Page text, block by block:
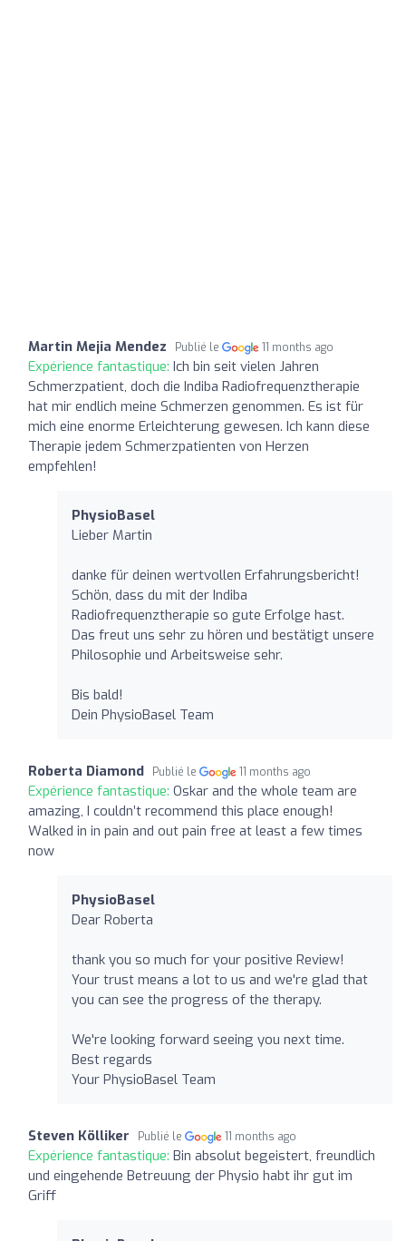
Martin Mejia Mendez Publié le 11 months ago
Expérience fantastique: Ich bin seit vielen Jahren
Schmerzpatient, doch die Indiba Radiofrequenztherapie
hat mir endlich meine Schmerzen genommen. Es ist für
mich eine enorme Erleichterung gewesen. Ich kann diese
Therapie jedem Schmerzpatienten von Herzen
empfehlen!
PhysioBasel
Lieber Martin
danke für deinen wertvollen Erfahrungsbericht!
Schön, dass du mit der Indiba
Radiofrequenztherapie so gute Erfolge hast.
Das freut uns sehr zu hören und bestätigt unsere
Philosophie und Arbeitsweise sehr.
Bis bald!
Dein PhysioBasel Team
Roberta Diamond Publié le 11 months ago
Expérience fantastique: Oskar and the whole team are
amazing, I couldn’t recommend this place enough!
Walked in in pain and out pain free at least a few times
now
PhysioBasel
Dear Roberta
thank you so much for your positive Review!
Your trust means a lot to us and we're glad that
you can see the progress of the therapy.
We're looking forward seeing you next time.
Best regards
Your PhysioBasel Team
Steven Kölliker Publié le 11 months ago
Expérience fantastique: Bin absolut begeistert, freundlich
und eingehende Betreuung der Physio habt ihr gut im
Griff